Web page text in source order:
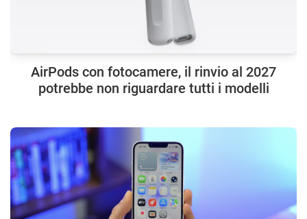
AirPods con fotocamere, il rinvio al 2027
potrebbe non riguardare tutti i modelli